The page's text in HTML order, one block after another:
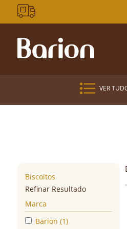
VER
Biscoitos
Refinar Resultado
Marca
Barion (1)